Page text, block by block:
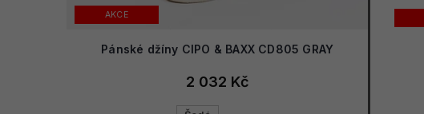
AKCE
Pánské džíny CIPO & BAXX CD805 GRAY
2 032 Kč